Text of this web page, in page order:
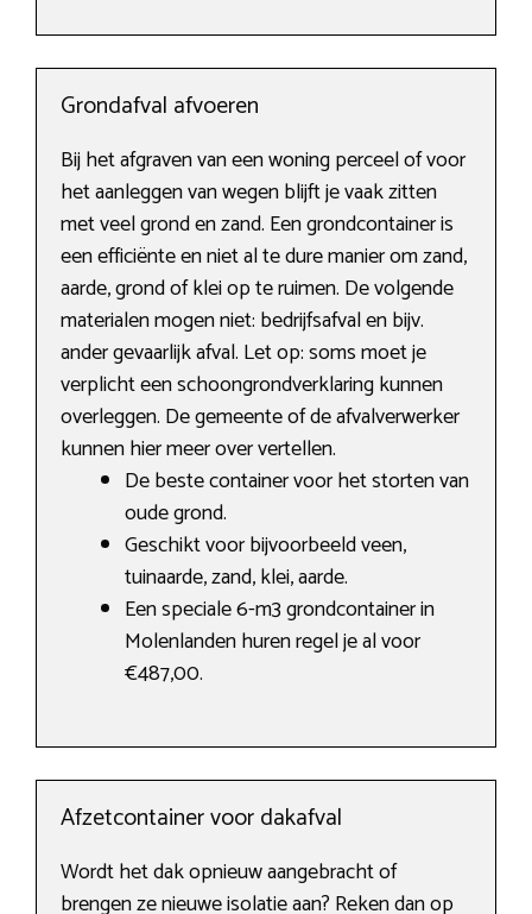
Grondafval afvoeren
Bij het afgraven van een woning perceel of voor
het aanleggen van wegen blijft je vaak zitten
met veel grond en zand. Een grondcontainer is
een efficiënte en niet al te dure manier om zand,
aarde, grond of klei op te ruimen. De volgende
materialen mogen niet: bedrijfsafval en bijv.
ander gevaarlijk afval. Let op: soms moet je
verplicht een schoongrondverklaring kunnen
overleggen. De gemeente of de afvalverwerker
kunnen hier meer over vertellen.
De beste container voor het storten van
oude grond.
Geschikt voor bijvoorbeeld veen,
tuinaarde, zand, klei, aarde.
Een speciale 6-m3 grondcontainer in
Molenlanden huren regel je al voor
€487,00.
Afzetcontainer voor dakafval
Wordt het dak opnieuw aangebracht of
brengen ze nieuwe isolatie aan? Reken dan op